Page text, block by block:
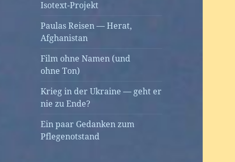
Isotext-Projekt
Paulas Reisen — Herat,
Afghanistan
Film ohne Namen (und
ohne Ton)
Krieg in der Ukraine — geht er
nie zu Ende?
Ein paar Gedanken zum
Pflegenotstand